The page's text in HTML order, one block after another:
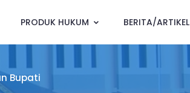
PRODUK HUKUM BERITA/ARTIKEL
Bupati